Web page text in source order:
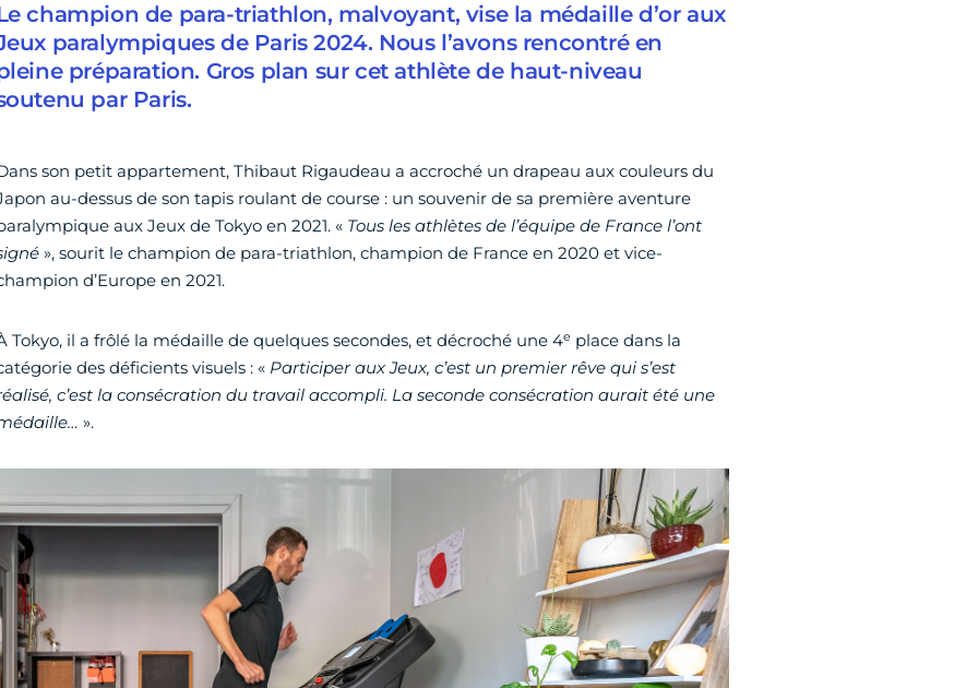
champion de para-triathlon, malvoyant, vise la médaille d’or aux
paralympiques de Paris 2024. Nous l’avons rencontré en
préparation. Gros plan sur cet athlète de haut-niveau
par Paris.
son petit appartement, Thibaut Rigaudeau a accroché un drapeau aux couleurs du
au-dessus de son tapis roulant de course : un souvenir de sa première aventure
aux Jeux de Tokyo en 2021. « Tous les athlètes de l’équipe de France l’ont
», sourit le champion de para-triathlon, champion de France en 2020 et vice-
d’Europe en 2021.
Tokyo, il a frôlé la médaille de quelques secondes, et décroché une 4e place dans la
des déficients visuels : « Participer aux Jeux, c’est un premier rêve qui s’est
c’est la consécration du travail accompli. La seconde consécration aurait été une
».